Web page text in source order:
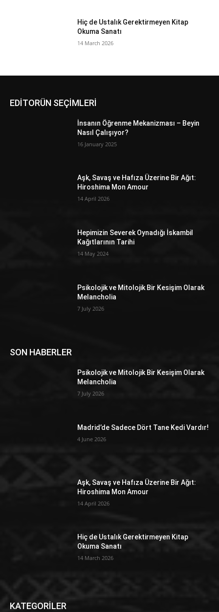
Hiç de Ustalık Gerektirmeyen Kitap
Okuma Sanatı
14 March 2026
EDİTORÜN SEÇİMLERİ
İnsanın Öğrenme Mekanizması – Beyin
Nasıl Çalışıyor?
16 January 2025
Aşk, Savaş ve Hafıza Üzerine Bir Ağıt:
Hiroshima Mon Amour
14 April 2026
Hepimizin Severek Oynadığı İskambil
Kağıtlarının Tarihi
14 May 2024
Psikolojik ve Mitolojik Bir Kesişim Olarak
Melancholia
7 July 2026
SON HABERLER
Psikolojik ve Mitolojik Bir Kesişim Olarak
Melancholia
7 July 2026
Madrid’de Sadece Dört Tane Kedi Vardır!
4 June 2026
Aşk, Savaş ve Hafıza Üzerine Bir Ağıt:
Hiroshima Mon Amour
14 April 2026
Hiç de Ustalık Gerektirmeyen Kitap
Okuma Sanatı
14 March 2026
KATEGORİLER